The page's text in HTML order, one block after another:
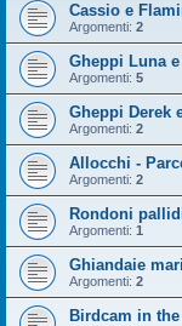
Cassio e
Argomenti: 2
Gheppi Luna
Argomenti: 5
Gheppi Derek
Argomenti: 2
Allocchi -
Argomenti: 2
Rondoni
Argomenti: 1
Ghiandaie
Argomenti: 2
Birdcam in